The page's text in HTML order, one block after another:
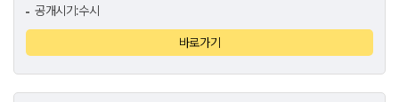
공개시기:수시
바로가기